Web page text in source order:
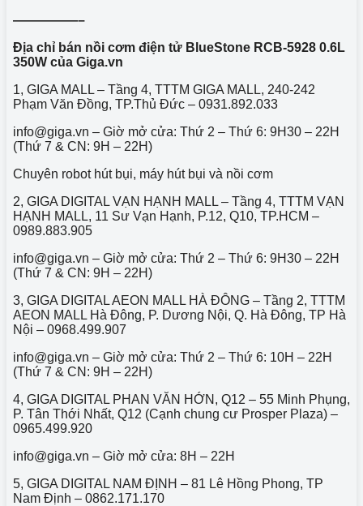
—————–
Địa chỉ bán nồi cơm điện tử BlueStone RCB-5928 0.6L
350W của Giga.vn
1, GIGA MALL – Tầng 4, TTTM GIGA MALL, 240-242
Phạm Văn Đồng, TP.Thủ Đức – 0931.892.033
info@giga.vn – Giờ mở cửa: Thứ 2 – Thứ 6: 9H30 – 22H
(Thứ 7 & CN: 9H – 22H)
Chuyên robot hút bụi, máy hút bụi và nồi cơm
2, GIGA DIGITAL VẠN HẠNH MALL – Tầng 4, TTTM VẠN
HẠNH MALL, 11 Sư Vạn Hạnh, P.12, Q10, TP.HCM –
0989.883.905
info@giga.vn – Giờ mở cửa: Thứ 2 – Thứ 6: 9H30 – 22H
(Thứ 7 & CN: 9H – 22H)
3, GIGA DIGITAL AEON MALL HÀ ĐÔNG – Tầng 2, TTTM
AEON MALL Hà Đông, P. Dương Nội, Q. Hà Đông, TP Hà
Nội – 0968.499.907
info@giga.vn – Giờ mở cửa: Thứ 2 – Thứ 6: 10H – 22H
(Thứ 7 & CN: 9H – 22H)
4, GIGA DIGITAL PHAN VĂN HỚN, Q12 – 55 Minh Phụng,
P. Tân Thới Nhất, Q12 (Cạnh chung cư Prosper Plaza) –
0965.499.920
info@giga.vn – Giờ mở cửa: 8H – 22H
5, GIGA DIGITAL NAM ĐỊNH – 81 Lê Hồng Phong, TP
Nam Định – 0862.171.170